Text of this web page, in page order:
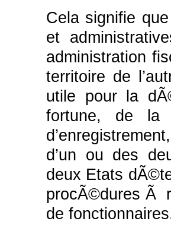
Cela signifie
et
administration
territoire de
utile pour la
fortune, de la
d’un ou des
deux Etats
procÃ©dures Ã
de